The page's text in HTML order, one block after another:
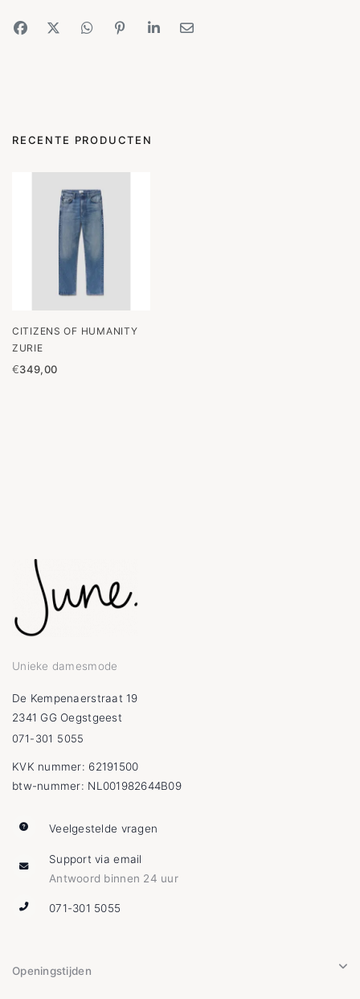
RECENTE PRODUCTEN
CITIZENS OF HUMANITY
ZURIE
€349,00
Unieke damesmode
De Kempenaerstraat 19
2341 GG Oegstgeest
071-301 5055
KVK nummer: 62191500
btw-nummer: NL001982644B09
Veelgestelde vragen
Support via email
Antwoord binnen 24 uur
071-301 5055
Openingstijden